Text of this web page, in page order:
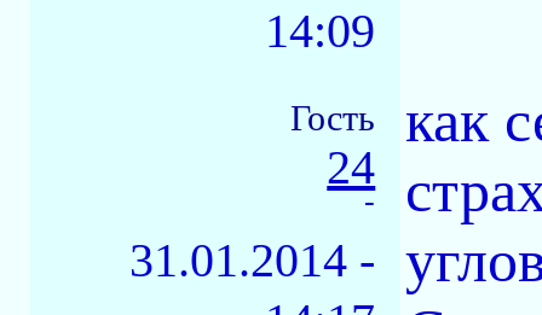
14:09
Гость
24
-
31.01.2014 -
как